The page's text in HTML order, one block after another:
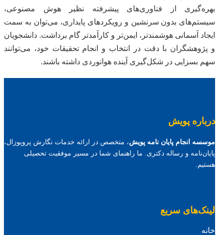
بهره‌گیری از فناوری‌های پیشرفته نظیر هوش مصنوعی،
سیستم‌های بدون سرنشین و رویکردهای پایداری، می‌توان به سمت
ایجاد آسمانی هوشمندتر، ایمن‌تر و کارآمدتر گام برداشت. دانشجویان
و پژوهشگران با دقت در انتخاب و انجام تحقیقات خود، می‌توانند
سهم بسزایی در شکل‌گیری آینده هوانوردی داشته باشند.
درباره پویش
موسسه انجام پایان نامه پویش، متخصص در ارائه خدمات نگارش پروپوزال،
پایان‌نامه و رساله دکتری. ما راهنمای شما در مسیر موفقیت تحصیلی
هستیم.
لینک‌های سریع
خانه